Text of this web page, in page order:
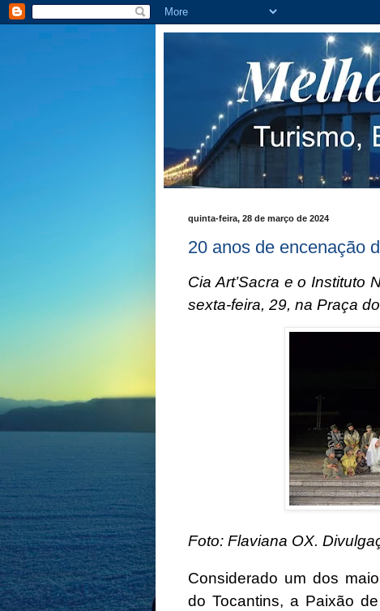
quinta-feira, 28 de março de 2024
20 anos de encenação
Cia Art’Sacra e o Instituto
sexta-feira, 29, na Praça
Foto: Flaviana OX.
Considerado um dos
do Tocantins, a Paixão